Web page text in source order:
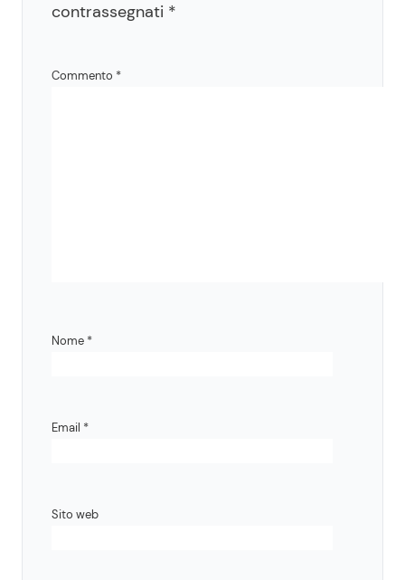
contrassegnati *
Commento *
Nome *
Email *
Sito web